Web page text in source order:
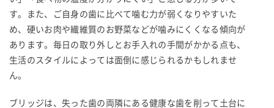
す。また、ご自身の歯に比べて噛む力が弱くなりやすいた
め、硬いお肉や繊維質のお野菜などが噛みにくくなる傾向が
あります。毎日の取り外しとお手入れの手間がかかる点も、
生活のスタイルによっては面倒に感じられるかもしれませ
ん。
ブリッジは、失った歯の両隣にある健康な歯を削って土台に